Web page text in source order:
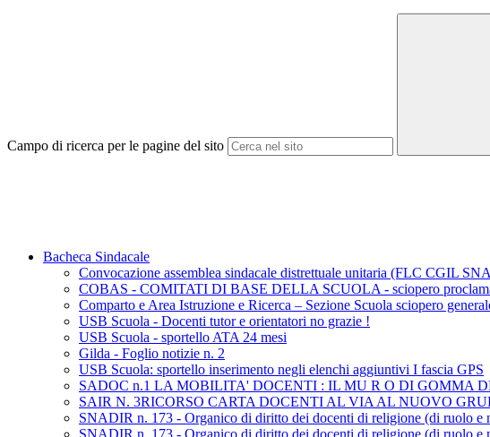
Campo di ricerca per le pagine del sito
Bacheca Sindacale
Convocazione assemblea sindacale distrettuale unitaria (FLC CGIL
COBAS - COMITATI DI BASE DELLA SCUOLA - sciopero
Comparto e Area Istruzione e Ricerca – Sezione Scuola sciopero
USB Scuola - Docenti tutor e orientatori no grazie !
USB Scuola - sportello ATA 24 mesi
Gilda - Foglio notizie n. 2
USB Scuola: sportello inserimento negli elenchi aggiuntivi I fascia GPS
SADOC n.1 LA MOBILITA' DOCENTI : IL MU R O DI GOMMA
SAIR N. 3RICORSO CARTA DOCENTI AL VIA AL NUOVO
SNADIR n. 173 - Organico di diritto dei docenti di religione (di ruolo e